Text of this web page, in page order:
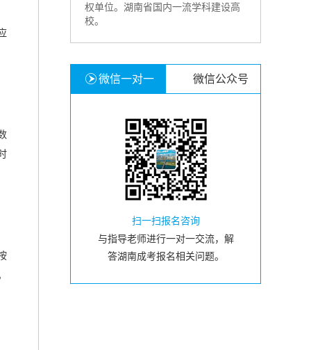
权单位。湖南省国内一流学科建设高
校。
微信一对一 微信公众号
扫一扫报名咨询
与指导老师进行一对一交流，解
答湖南成考报名相关问题。